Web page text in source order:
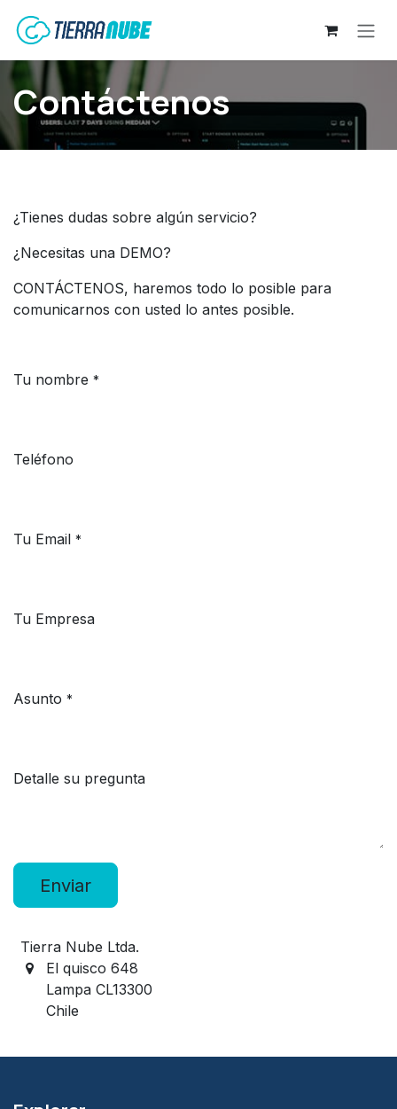
Contáctenos
¿Tienes dudas sobre algún servicio?
¿Necesitas una DEMO?
CONTÁCTENOS, haremos todo lo posible para
comunicarnos con usted lo antes posible.
Tu nombre *
Teléfono
Tu Email *
Tu Empresa
Asunto *
Detalle su pregunta
Enviar
Tierra Nube Ltda.
El quisco 648
Lampa CL13300
Chile